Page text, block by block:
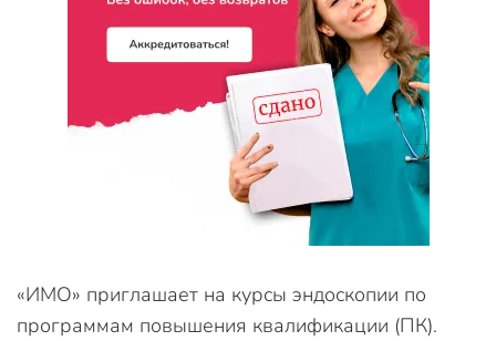
«ИМО» приглашает на курсы эндоскопии по
программам повышения квалификации (ПК).